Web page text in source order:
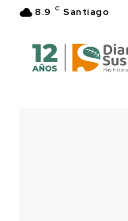
8.9 C Santiago